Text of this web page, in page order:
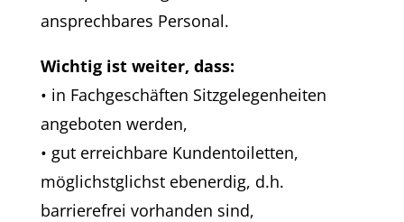
ansprechbares Personal.
Wichtig ist weiter, dass:
• in Fachgeschäften Sitzgelegenheiten
angeboten werden,
• gut erreichbare Kundentoiletten,
möglichstglichst ebenerdig, d.h.
barrierefrei vorhanden sind,